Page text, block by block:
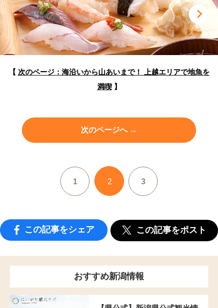
【 次のページ：海沿いから山あいまで！
上越エリアで地魚を
満喫】
次のページへ →
1 2 3
この記事をシェア この記事をポスト
おすすめ新潟情報